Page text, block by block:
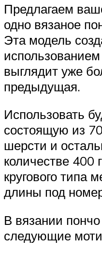
Предлагаем
одно вязаное
Эта модель
использованием
выглядит уже
предыдущая.
Использовать
состоящую из
шерсти и
количестве 400
кругового типа
длины под
В вязании
следующие